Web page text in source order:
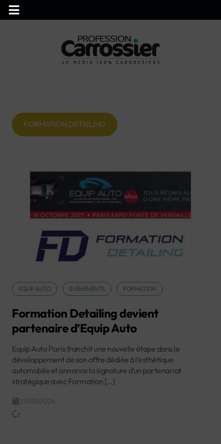
FORMATION DETAILING
EQUIP AUTO EVÉNEMENTS FORMATION
Formation Detailing devient
partenaire d’Equip Auto
Equip Auto Paris franchit une nouvelle étape dans le
développement de son offre dédiée à l’esthétique
automobile et annonce la signature d’un partenariat
stratégique avec Formation […]